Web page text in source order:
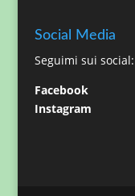
Social Media
Seguimi sui social:
Facebook
Instagram